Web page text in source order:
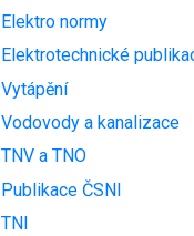
Elektro normy
Elektrotechnické
Vytápění
Vodovody a kanalizace
TNV a TNO
Publikace ČSNI
TNI